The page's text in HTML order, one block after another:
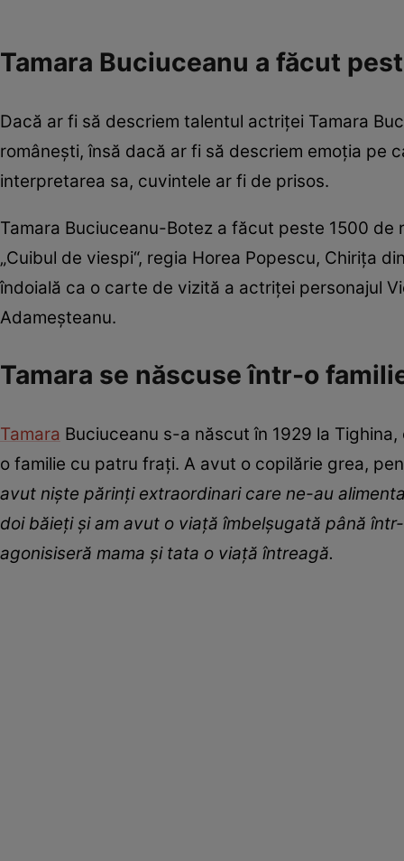
Tamara Buciuceanu a făcut
Dacă ar fi să descriem talentul actriței Tamara
românești, însă dacă ar fi să descriem emoția
interpretarea sa, cuvintele ar fi de prisos.
Tamara Buciuceanu-Botez a făcut peste 1500
„Cuibul de viespi“, regia Horea Popescu, Chiriţa
îndoială ca o carte de vizită a actriţei personajul
Adameşteanu.
Tamara se născuse într-o
Tamara Buciuceanu s-a născut în 1929 la
o familie cu patru frați. A avut o copilărie grea,
avut niște părinți extraordinari care ne-au
doi băieți și am avut o viață îmbelșugată până
agonisiseră mama și tata o viață întreagă.